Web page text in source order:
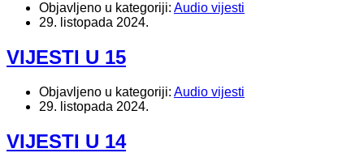
Objavljeno u kategoriji: Audio vijesti
29. listopada 2024.
VIJESTI U 15
Objavljeno u kategoriji: Audio vijesti
29. listopada 2024.
VIJESTI U 14